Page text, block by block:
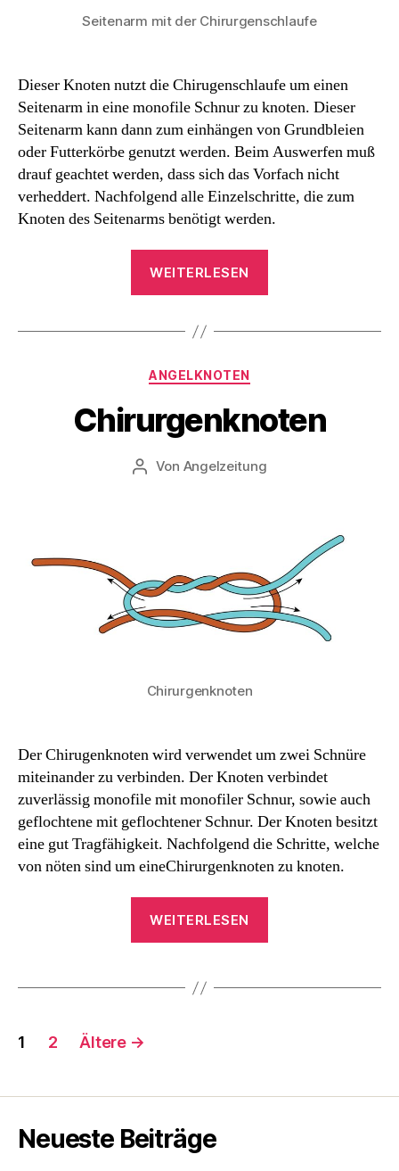
Seitenarm mit der Chirurgenschlaufe
Dieser Knoten nutzt die Chirugenschlaufe um einen
Seitenarm in eine monofile Schnur zu knoten. Dieser
Seitenarm kann dann zum einhängen von Grundbleien
oder Futterkörbe genutzt werden. Beim Auswerfen muß
drauf geachtet werden, dass sich das Vorfach nicht
verheddert. Nachfolgend alle Einzelschritte, die zum
Knoten des Seitenarms benötigt werden.
WEITERLESEN
Chirugenschlaufe“
Kategorien
ANGELKNOTEN
Chirurgenknoten
Beitragsautor
Von Angelzeitung
Chirurgenknoten
Der Chirugenknoten wird verwendet um zwei Schnüre
miteinander zu verbinden. Der Knoten verbindet
zuverlässig monofile mit monofiler Schnur, sowie auch
geflochtene mit geflochtener Schnur. Der Knoten besitzt
eine gut Tragfähigkeit. Nachfolgend die Schritte, welche
von nöten sind um eineChirurgenknoten zu knoten.
WEITERLESEN
Seitennummerierung
Beiträge
1 2 Ältere →
Neueste Beiträge